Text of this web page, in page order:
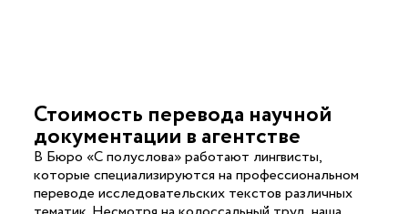
Стоимость перевода научной
документации в агентстве
В Бюро «С полуслова» работают лингвисты,
которые специализируются на профессиональном
переводе исследовательских текстов различных